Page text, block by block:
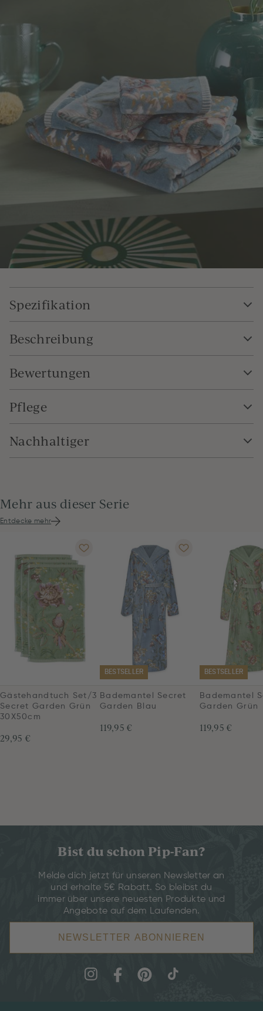
Spezifikation
Beschreibung
Bewertungen
Pflege
Nachhaltiger
Mehr aus dieser Serie
Entdecke mehr
Gästehandtuch Set/3
Secret Garden Grün
30X50cm
29,95 €
BESTSELLER
Bademantel Secret
Garden Blau
119,95 €
BESTSELLER
Bademantel
Garden Grün
119,95 €
Bist du schon Pip-Fan?
Melde dich jetzt für unseren Newsletter an
und erhalte 5€ Rabatt. So bleibst du
immer über unsere neuesten Produkte und
Angebote auf dem Laufenden.
NEWSLETTER ABONNIEREN